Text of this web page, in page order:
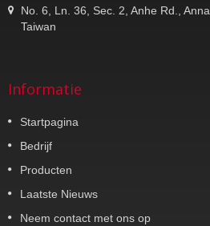
No. 6, Ln. 36, Sec. 2, Anhe Rd.,
Taiwan
Informatie
Startpagina
Bedrijf
Producten
Laatste Nieuws
Neem contact met ons op